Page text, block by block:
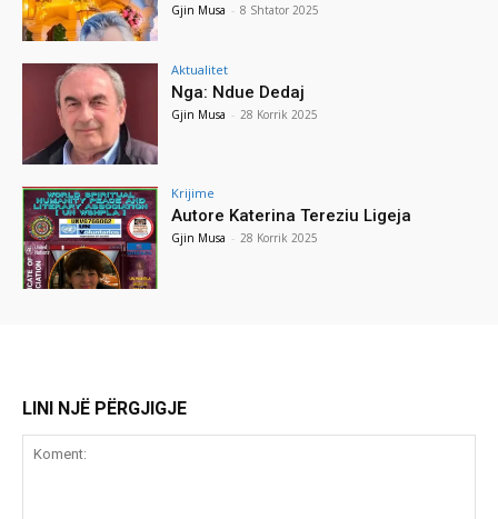
Gjin Musa - 8 Shtator 2025
Aktualitet
Nga: Ndue Dedaj
Gjin Musa - 28 Korrik 2025
Krijime
Autore Katerina Tereziu Ligeja
Gjin Musa - 28 Korrik 2025
LINI NJË PËRGJIGJE